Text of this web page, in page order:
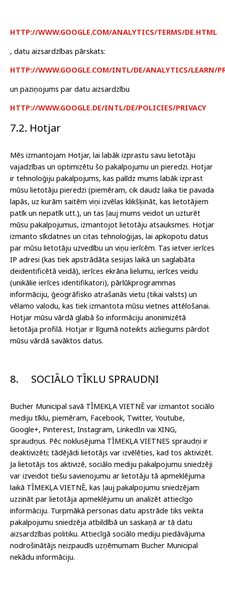
HTTP://WWW.GOOGLE.COM/ANALYTICS/TERMS/DE.HTML
, datu aizsardzības pārskats:
HTTP://WWW.GOOGLE.COM/INTL/DE/ANALYTICS/LEARN/
un paziņojums par datu aizsardzību
HTTP://WWW.GOOGLE.DE/INTL/DE/POLICIES/PRIVACY
7.2. Hotjar
Mēs izmantojam Hotjar, lai labāk izprastu savu lietotāju
vajadzības un optimizētu šo pakalpojumu un pieredzi. Hotjar
ir tehnoloģiju pakalpojums, kas palīdz mums labāk izprast
mūsu lietotāju pieredzi (piemēram, cik daudz laika tie pavada
lapās, uz kurām saitēm viņi izvēlas klikšķināt, kas lietotājiem
patīk un nepatīk utt.), un tas ļauj mums veidot un uzturēt
mūsu pakalpojumus, izmantojot lietotāju atsauksmes. Hotjar
izmanto sīkdatnes un citas tehnoloģijas, lai apkopotu datus
par mūsu lietotāju uzvedību un viņu ierīcēm. Tas ietver ierīces
IP adresi (kas tiek apstrādāta sesijas laikā un saglabāta
deidentificētā veidā), ierīces ekrāna lielumu, ierīces veidu
(unikālie ierīces identifikatori), pārlūkprogrammas
informāciju, ģeogrāfisko atrašanās vietu (tikai valsts) un
vēlamo valodu, kas tiek izmantota mūsu vietnes attēlošanai.
Hotjar mūsu vārdā glabā šo informāciju anonimizētā
lietotāja profilā. Hotjar ir līgumā noteikts aizliegums pārdot
mūsu vārdā savāktos datus.
8. SOCIĀLO TĪKLU SPRAUDŅI
Bucher Municipal savā TĪMEKĻA VIETNĒ var izmantot sociālo
mediju tīklu, piemēram, Facebook, Twitter, Youtube,
Google+, Pinterest, Instagram, LinkedIn vai XING,
spraudņus. Pēc noklusējuma TĪMEKĻA VIETNES spraudņi ir
deaktivizēti; tādējādi lietotājs var izvēlēties, kad tos aktivizēt.
Ja lietotājs tos aktivizē, sociālo mediju pakalpojumu sniedzēji
var izveidot tiešu savienojumu ar lietotāju tā apmeklējuma
laikā TĪMEKĻA VIETNĒ, kas ļauj pakalpojumu sniedzējam
uzzināt par lietotāja apmeklējumu un analizēt attiecīgo
informāciju. Turpmākā personas datu apstrāde tiks veikta
pakalpojumu sniedzēja atbildībā un saskaņā ar tā datu
aizsardzības politiku. Attiecīgā sociālo mediju piedāvājuma
nodrošinātājs neizpaudīs uzņēmumam Bucher Municipal
nekādu informāciju.